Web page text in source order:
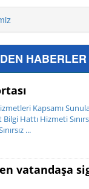
HABERLER
Kapsamı
Hattı Hizmeti
...
vatandaşa